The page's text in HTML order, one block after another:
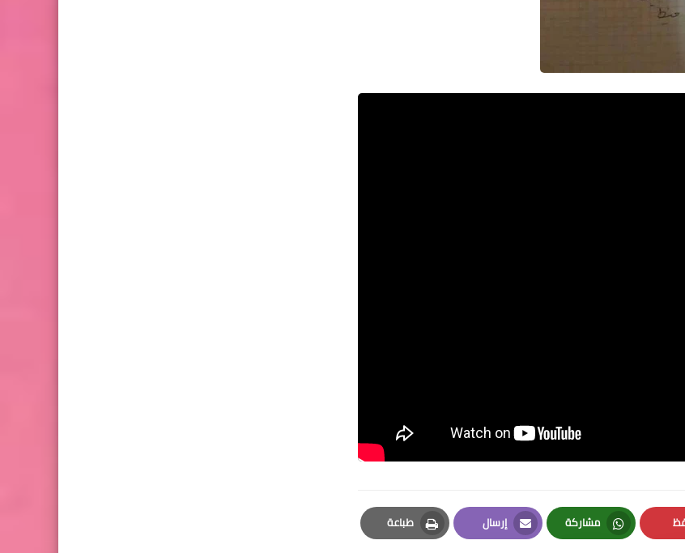
مشاركة
Whatsapp
إرسال
Email
طباعة
Print